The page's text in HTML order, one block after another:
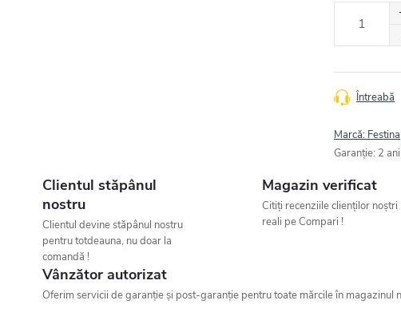
Întreabă
Marcă: Festina
Garanţie: 2 ani
Clientul stăpânul
nostru
Clientul devine stăpânul nostru
pentru totdeauna, nu doar la
comandă !
Magazin verificat
Citiți recenziile clienților noștri
reali pe Compari !
Vânzător autorizat
Oferim servicii de garanție și post-garanție pentru toate mărcile în magazinul